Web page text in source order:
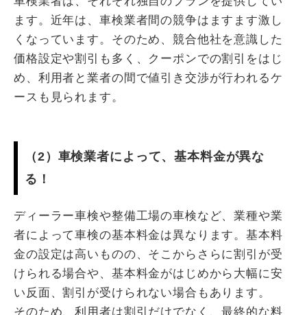
ます。近年は、車検業者間の競争はますます激し
くなっています。そのため、競合他社を意識した
価格設定や割引も多く、クーポンでの割引をはじ
め、利用者と業者の間で値引き交渉が行われるケ
ースも見られます。
（2）車検業者によって、基本料金が異な
る！
ディーラー車検や整備工場の車検など、業種や業
者によって車検の基本料金は異なります。基本料
金の設定は高いものの、そこからさらに割引が受
けられる場合や、基本料金がはじめから大幅に安
い反面、割引が受けられない場合もあります。
そのため、利用者は割引だけでなく、最終的な料